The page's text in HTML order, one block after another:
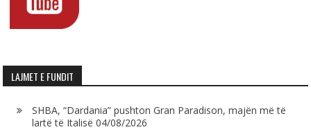
LAJMET E FUNDIT
SHBA, “Dardania” pushton Gran Paradison, majën më të
lartë të Italisë 04/08/2026